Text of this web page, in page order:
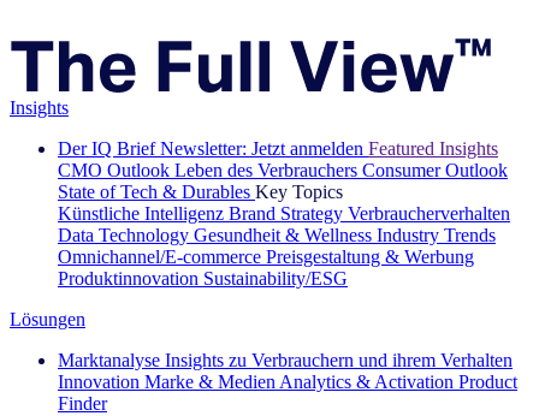
Insights
Der IQ Brief Newsletter: Jetzt anmelden Featured Insights
CMO Outlook Leben des Verbrauchers Consumer Outlook
State of Tech & Durables Key Topics
Künstliche Intelligenz Brand Strategy Verbraucherverhalten
Data Technology Gesundheit & Wellness Industry Trends
Omnichannel/E-commerce Preisgestaltung & Werbung
Produktinnovation Sustainability/ESG
Lösungen
Marktanalyse Insights zu Verbrauchern und ihrem Verhalten
Innovation Marke & Medien Analytics & Activation Product
Finder